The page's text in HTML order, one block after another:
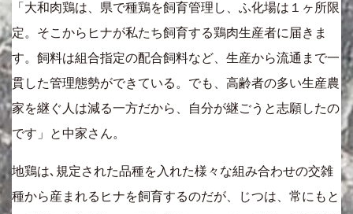
「大和肉鶏は、県で種鶏を飼育管理し、ふ化場は１ヶ所限
定。そこからヒナが私たち飼育する鶏肉生産者に届きま
す。飼料は組合指定の配合飼料など、生産から流通まで一
貫した管理態勢ができている。でも、高齢者の多い生産農
家を継ぐ人は減る一方だから、自分が継ごうと志願したの
です」と中家さん。
地鶏は､規定された品種を入れた様々な組み合わせの交雑
種から産まれるヒナを飼育するのだが、じつは、常にもと